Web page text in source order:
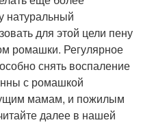
натуральный
для этой цели пену
ромашки. Регулярное
снять воспаление
с ромашкой
мамам, и пожилым
далее в нашей